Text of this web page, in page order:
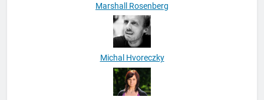
Marshall Rosenberg
Michal Hvoreczky